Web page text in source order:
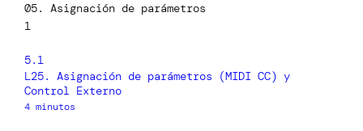
05. Asignación de parámetros
1
5.1
L25. Asignación de parámetros (MIDI CC) y
Control Externo
4 minutos